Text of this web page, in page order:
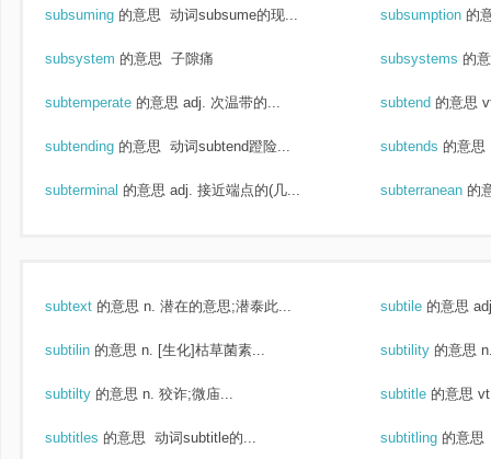
subsuming 的意思 动词subsume的现... subsumption 的
subsystem 的意思 子隙痛 subsystems 的
subtemperate 的意思 adj. 次温带的... subtend 的意思
subtending 的意思 动词subtend蹬险... subtends 的意思
subterminal 的意思 adj. 接近端点的(几... subterranean 的
subtext 的意思 n. 潜在的意思;潜泰此... subtile 的意思
subtilin 的意思 n. [生化]枯草菌素... subtility 的意思
subtilty 的意思 n. 狡诈;微庙... subtitle 的意思
subtitles 的意思 动词subtitle的... subtitling 的意思